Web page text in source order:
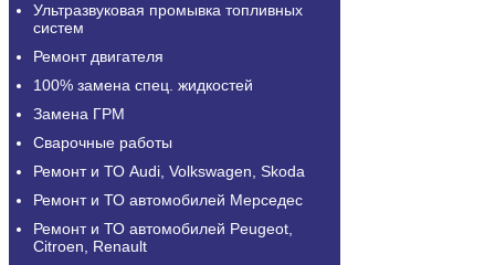
Ультразвуковая промывка топливных
систем
Ремонт двигателя
100% замена спец. жидкостей
Замена ГРМ
Сварочные работы
Ремонт и ТО Audi, Volkswagen, Skoda
Ремонт и ТО автомобилей Мерседес
Ремонт и ТО автомобилей Peugeot,
Citroen, Renault